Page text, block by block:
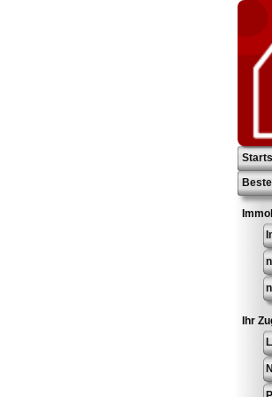
Ihr